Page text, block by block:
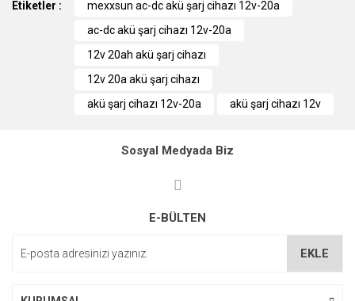
konularda yetersiz gördüğünüz noktaları öneri formunu
Görüş ve önerileriniz için teşekkür ederiz.
Ürün resmi kalitesiz, bozuk veya görüntülenemiyor.
Ürün açıklamasında eksik bilgiler bulunuyor.
Ürün fiyatı diğer sitelerden daha pahalı.
Etiketler :
mexxsun ac-dc akü şarj cihazı 12v-20a
ac-dc akü şarj cihazı 12v-20a
12v 20ah akü şarj cihazı
12v 20a akü şarj cihazı
akü şarj cihazı 12v-20a
akü şarj cihazı 12v
Sosyal Medyada Biz
E-BÜLTEN
EKLE